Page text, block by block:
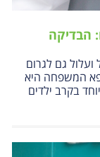
הבדיקה
ועלול גם לגרום
המשפחה היא
בקרב ילדים